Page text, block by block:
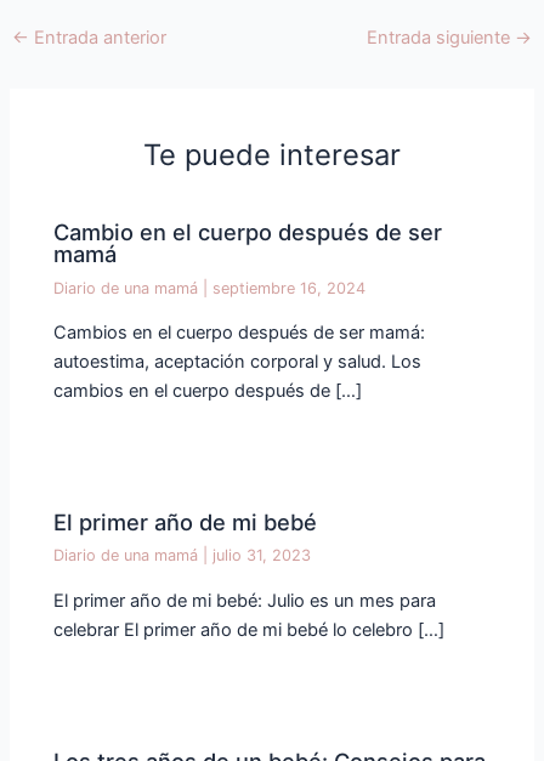
← Entrada anterior Entrada siguiente →
Te puede interesar
Cambio en el cuerpo después de ser
mamá
Diario de una mamá septiembre 16, 2024
Cambios en el cuerpo después de ser mamá:
autoestima, aceptación corporal y salud. Los
cambios en el cuerpo después de […]
El primer año de mi bebé
Diario de una mamá julio 31, 2023
El primer año de mi bebé: Julio es un mes para
celebrar El primer año de mi bebé lo celebro […]